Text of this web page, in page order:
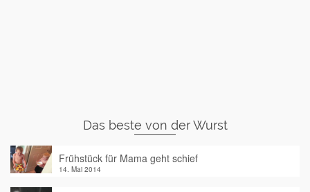
Das beste von der Wurst
Frühstück für Mama geht schief
14. Mai 2014